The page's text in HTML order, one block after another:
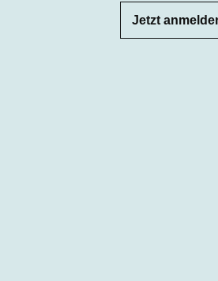
Jetzt